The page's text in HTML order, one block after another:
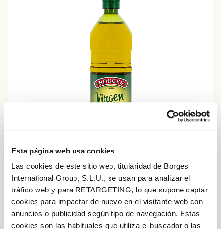
Esta página web usa cookies
Las cookies de este sitio web, titularidad de Borges
International Group, S.L.U., se usan para analizar el
tráfico web y para RETARGETING, lo que supone captar
cookies para impactar de nuevo en el visitante web con
anuncios o publicidad según tipo de navegación. Estas
cookies son las habituales que utiliza el buscador o las
Aceite de Oliva Virgen Extra
Añadir al carrito